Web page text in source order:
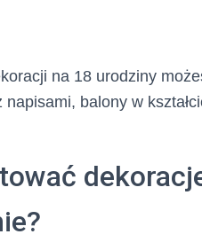
na 18 urodziny
balony w